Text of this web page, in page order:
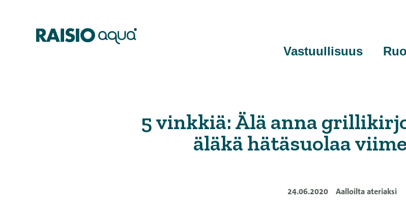
Vastuullisuus
5 vinkkiä: Älä anna
äläkä hätäsuolaa
24.06.2020 Aalloilta ateriaksi